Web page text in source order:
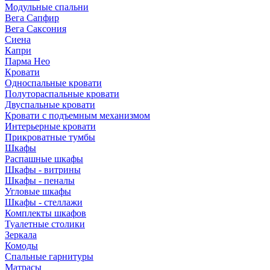
Модульные спальни
Вега Сапфир
Вега Саксония
Сиена
Капри
Парма Нео
Кровати
Односпальные кровати
Полутораспальные кровати
Двуспальные кровати
Кровати с подъемным механизмом
Интерьерные кровати
Прикроватные тумбы
Шкафы
Распашные шкафы
Шкафы - витрины
Шкафы - пеналы
Угловые шкафы
Шкафы - стеллажи
Комплекты шкафов
Туалетные столики
Зеркала
Комоды
Спальные гарнитуры
Матрасы